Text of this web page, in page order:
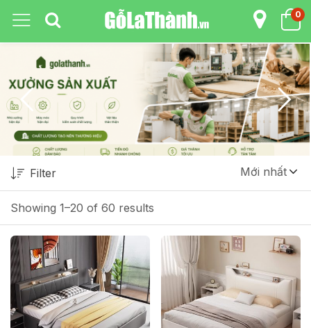
0
Showing 1–20 of 60 results
Filter Mới nhất